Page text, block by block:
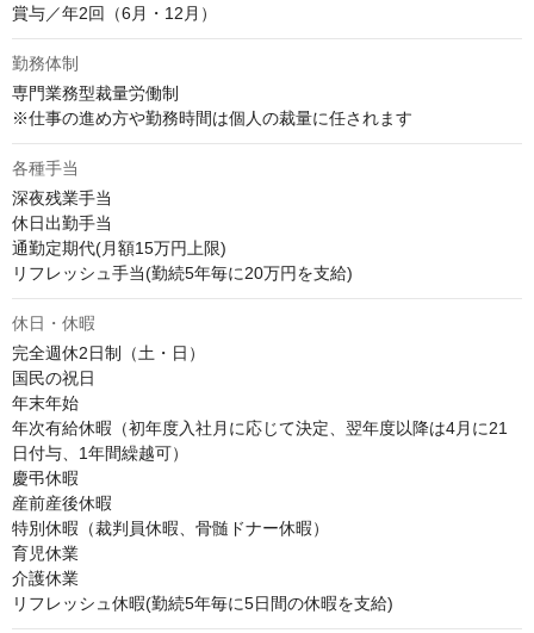
賞与／年2回（6月・12月）
勤務体制
専門業務型裁量労働制
※仕事の進め方や勤務時間は個人の裁量に任されます
各種手当
深夜残業手当
休日出勤手当
通勤定期代(月額15万円上限)
リフレッシュ手当(勤続5年毎に20万円を支給)
休日・休暇
完全週休2日制（土・日）
国民の祝日
年末年始
年次有給休暇（初年度入社月に応じて決定、翌年度以降は4月に21
日付与、1年間繰越可）
慶弔休暇
産前産後休暇
特別休暇（裁判員休暇、骨髄ドナー休暇）
育児休業
介護休業
リフレッシュ休暇(勤続5年毎に5日間の休暇を支給)